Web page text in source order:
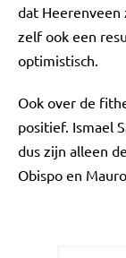
dat Heerenveen
zelf ook een
optimistisch.
Ook over de
positief. Ismael
dus zijn alleen
Obispo en